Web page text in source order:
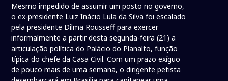
Mesmo impedido de assumir um posto no governo,
o ex-presidente Luiz Inácio Lula da Silva foi escalado
pela presidente Dilma Rousseff para exercer
informalmente a partir desta segunda-feira (21) a
articulação política do Palácio do Planalto, função
típica do chefe da Casa Civil. Com um prazo exíguo
de pouco mais de uma semana, o dirigente petista